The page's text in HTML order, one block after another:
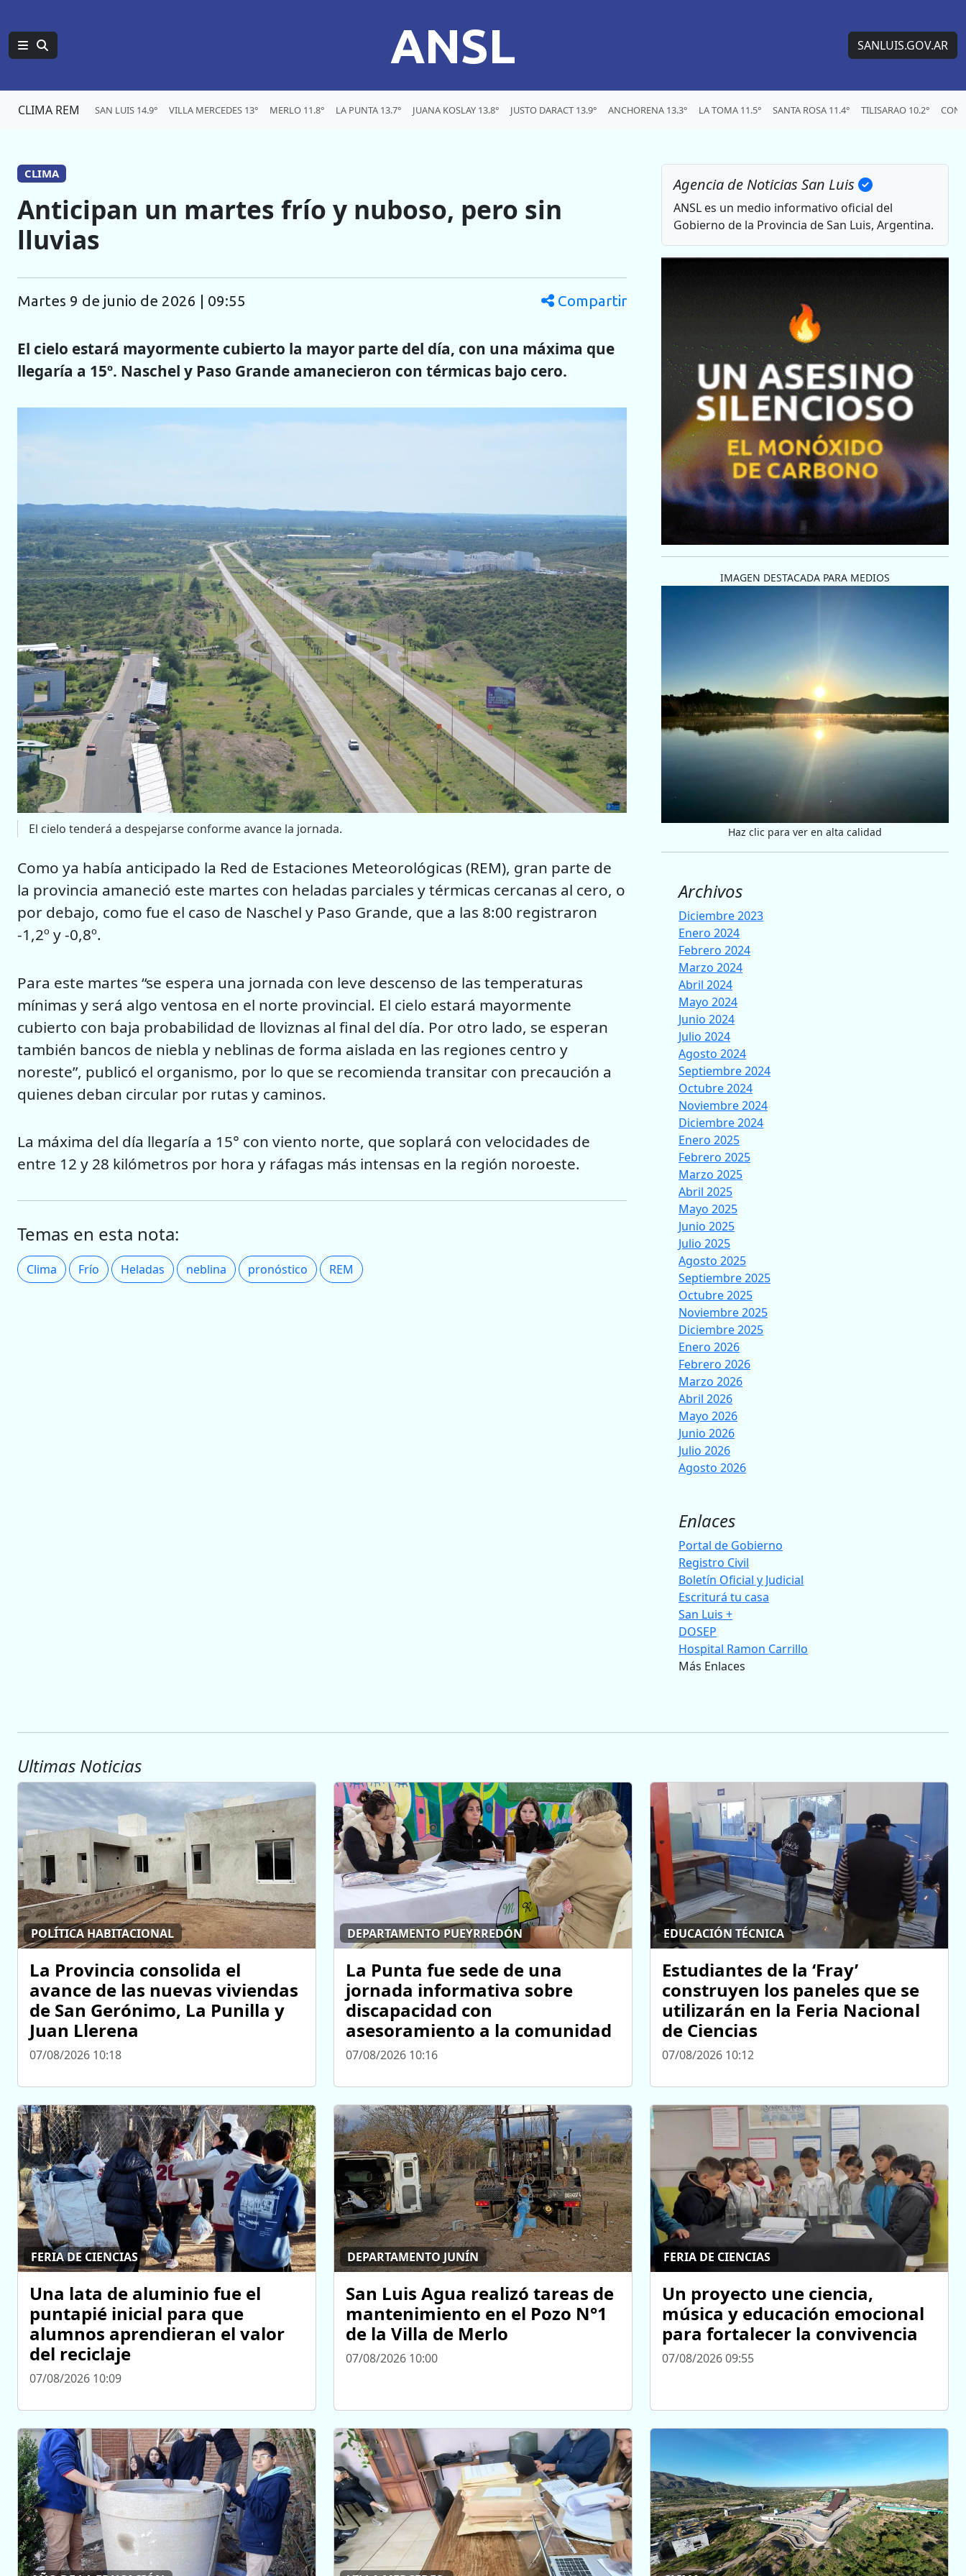
ANSL SANLUIS.GOV.AR
CLIMA REM SAN LUIS 14.9° VILLA MERCEDES 13° MERLO 11.8° LA PUNTA 13.7° JUANA KOSLAY 13.8° JUSTO DARACT 13.9° ANCHORENA 13.3° LA TOMA 11.5° SANTA ROSA 11.4° TILISARAO 10.2°
CLIMA
Anticipan un martes frío y nuboso, pero sin
lluvias
martes 9 de junio de 2026 | 09:55 Compartir
El cielo estará mayormente cubierto la mayor parte del día, con una máxima que
llegaría a 15º. Naschel y Paso Grande amanecieron con térmicas bajo cero.
El cielo tenderá a despejarse conforme avance la jornada.
Como ya había anticipado la Red de Estaciones Meteorológicas (REM), gran parte de
la provincia amaneció este martes con heladas parciales y térmicas cercanas al cero, o
por debajo, como fue el caso de Naschel y Paso Grande, que a las 8:00 registraron
-1,2º y -0,8º.
Para este martes “se espera una jornada con leve descenso de las temperaturas
mínimas y será algo ventosa en el norte provincial. El cielo estará mayormente
cubierto con baja probabilidad de lloviznas al final del día. Por otro lado, se esperan
también bancos de niebla y neblinas de forma aislada en las regiones centro y
noreste”, publicó el organismo, por lo que se recomienda transitar con precaución a
quienes deban circular por rutas y caminos.
La máxima del día llegaría a 15° con viento norte, que soplará con velocidades de
entre 12 y 28 kilómetros por hora y ráfagas más intensas en la región noroeste.
Temas en esta nota:
Clima Frío Heladas neblina pronóstico REM
Agencia de Noticias San Luis
ANSL es un medio informativo oficial del
Gobierno de la Provincia de San Luis, Argentina.
IMAGEN DESTACADA PARA MEDIOS
Haz clic para ver en alta calidad
Archivos
Diciembre 2023
Enero 2024
Febrero 2024
Marzo 2024
Abril 2024
Mayo 2024
Junio 2024
Julio 2024
Agosto 2024
Septiembre 2024
Octubre 2024
Noviembre 2024
Diciembre 2024
Enero 2025
Febrero 2025
Marzo 2025
Abril 2025
Mayo 2025
Junio 2025
Julio 2025
Agosto 2025
Septiembre 2025
Octubre 2025
Noviembre 2025
Diciembre 2025
Enero 2026
Febrero 2026
Marzo 2026
Abril 2026
Mayo 2026
Junio 2026
Julio 2026
Agosto 2026
Enlaces
Portal de Gobierno
Registro Civil
Boletín Oficial y Judicial
Escriturá tu casa
San Luis +
DOSEP
Hospital Ramon Carrillo
Más Enlaces
Ultimas Noticias
POLÍTICA HABITACIONAL
La Provincia consolida el
avance de las nuevas viviendas
de San Gerónimo, La Punilla y
Juan Llerena
07/08/2026 10:18
DEPARTAMENTO PUEYRREDÓN
La Punta fue sede de una
jornada informativa sobre
discapacidad con
asesoramiento a la comunidad
07/08/2026 10:16
EDUCACIÓN TÉCNICA
Estudiantes de la ‘Fray’
construyen los paneles que se
utilizarán en la Feria Nacional
de Ciencias
07/08/2026 10:12
FERIA DE CIENCIAS
Una lata de aluminio fue el
puntapié inicial para que
alumnos aprendieran el valor
del reciclaje
07/08/2026 10:09
DEPARTAMENTO JUNÍN
San Luis Agua realizó tareas de
mantenimiento en el Pozo N°1
de la Villa de Merlo
07/08/2026 10:00
FERIA DE CIENCIAS
Un proyecto une ciencia,
música y educación emocional
para fortalecer la convivencia
07/08/2026 09:55